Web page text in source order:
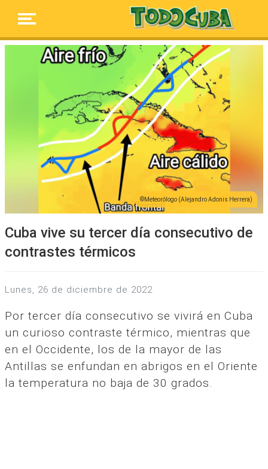
Meteorólogo (Alejandro Adonis Herrera)
Cuba vive su tercer día consecutivo de
contrastes térmicos
lunes, 26 de diciembre de 2022
Por tercer día consecutivo se vivirá en Cuba
un curioso contraste térmico, mientras que
en el Occidente, los de la mayor de las
Antillas se enfundan en abrigos en el Oriente
la temperatura no baja de 30 grados.